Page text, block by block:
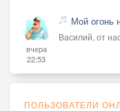
вчера
22:53
Мой огонь
Василий, от
ПОЛЬЗОВАТЕЛИ